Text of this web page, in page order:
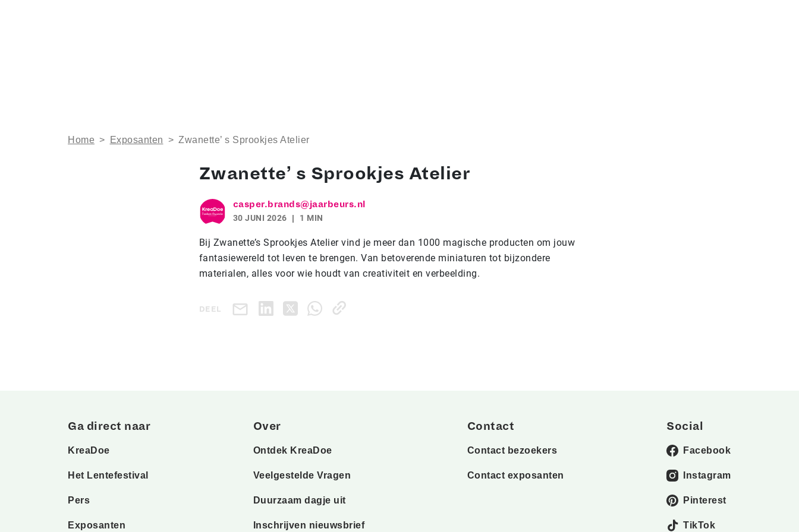
Home > Exposanten > Zwanette’ s Sprookjes Atelier
Zwanette’ s Sprookjes Atelier
casper.brands@jaarbeurs.nl
30 JUNI 2026
1 MIN
Bij Zwanette’s Sprookjes Atelier vind je meer dan 1000 magische producten om jouw
fantasiewereld tot leven te brengen. Van betoverende miniaturen tot bijzondere
materialen, alles voor wie houdt van creativiteit en verbeelding.
DEEL
Ga direct naar
KreaDoe
Het Lentefestival
Pers
Exposanten
Over
Ontdek KreaDoe
Veelgestelde Vragen
Duurzaam dagje uit
Inschrijven nieuwsbrief
Contact
Contact bezoekers
Contact exposanten
Social
Facebook
Instagram
Pinterest
TikTok